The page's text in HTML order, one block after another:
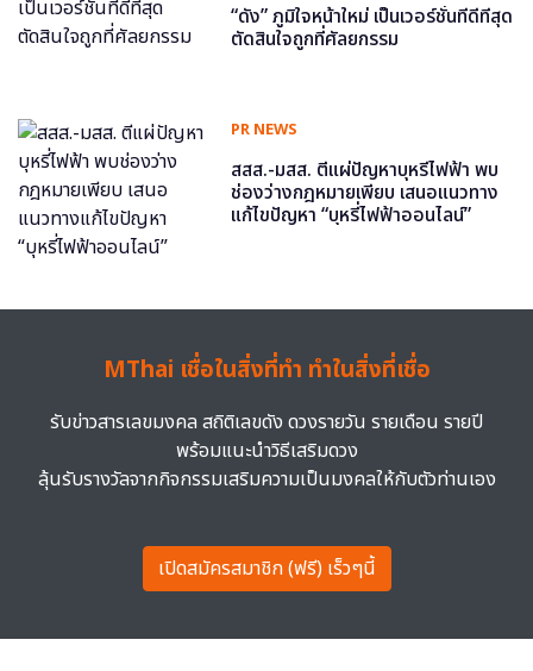
“ดัง” ภูมิใจหน้าใหม่ เป็นเวอร์ชั่นที่ดีที่สุด
ตัดสินใจถูกที่ศัลยกรรม
PR NEWS
สสส.-มสส. ตีแผ่ปัญหาบุหรี่ไฟฟ้า พบ
ช่องว่างกฎหมายเพียบ เสนอแนวทาง
แก้ไขปัญหา “บุหรี่ไฟฟ้าออนไลน์”
MThai เชื่อในสิ่งที่ทำ ทำในสิ่งที่เชื่อ
รับข่าวสารเลขมงคล สถิติเลขดัง ดวงรายวัน รายเดือน รายปี
พร้อมแนะนำวิธีเสริมดวง
ลุ้นรับรางวัลจากกิจกรรมเสริมความเป็นมงคลให้กับตัวท่านเอง
เปิดสมัครสมาชิก (ฟรี) เร็วๆนี้